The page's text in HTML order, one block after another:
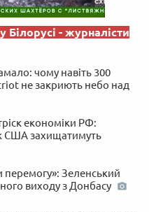
Білорусі - журналісти
чому навіть 300
не закриють небо над
економіки РФ:
США захищатимуть
перемогу»: Зеленський
виходу з Донбасу